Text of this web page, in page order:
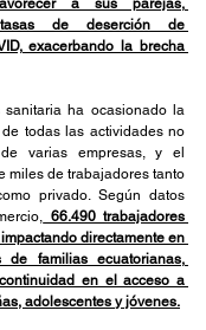
a sus parejas,
de deserción de
exacerbando la brecha
todas las actividades no
varias empresas, y el
miles de trabajadores tanto
privado. Según datos
66.490 trabajadores
directamente en
familias ecuatorianas,
en el acceso a
adolescentes y jóvenes.